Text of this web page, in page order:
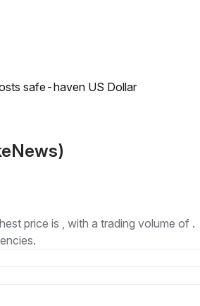
safe-haven US Dollar
price is , with a trading volume of .